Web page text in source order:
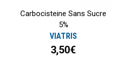
Carbocisteine Sans Sucre
5%
VIATRIS
3,50€